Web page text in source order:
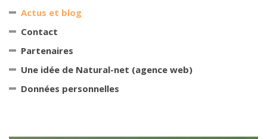
Actus et blog
Contact
Partenaires
Une idée de Natural-net (agence web)
Données personnelles